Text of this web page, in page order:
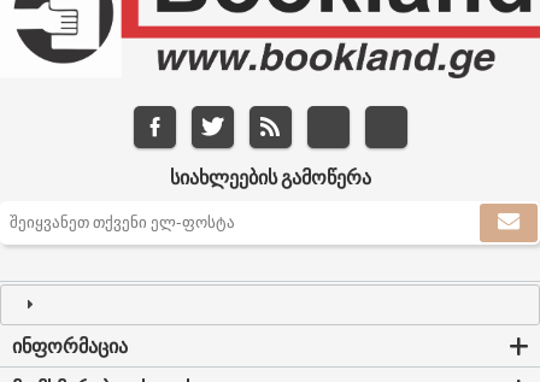
ᲡᲘᲐᲮᲚᲔᲔᲑᲘᲡ ᲒᲐᲛᲝᲬᲔᲠᲐ
ᲘᲜᲤᲝᲠᲛᲐᲪᲘᲐ